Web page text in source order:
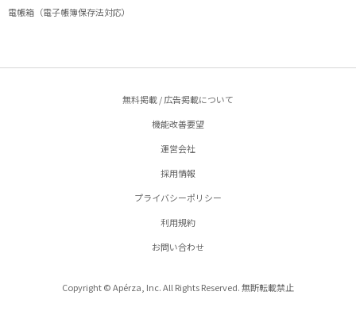
電帳箱（電子帳簿保存法対応）
無料掲載 / 広告掲載について
機能改善要望
運営会社
採用情報
プライバシーポリシー
利用規約
お問い合わせ
Copyright © Apérza, Inc. All Rights Reserved. 無断転載禁止